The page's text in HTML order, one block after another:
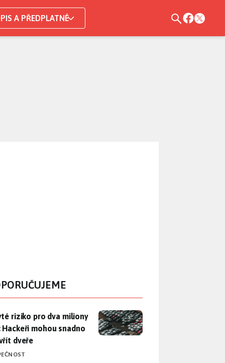
A PŘEDPLATNÉ
riziko pro dva miliony aut: Hackeři mohou snadno otevřít
riziko pro dva miliony
Hackeři mohou snadno
dveře